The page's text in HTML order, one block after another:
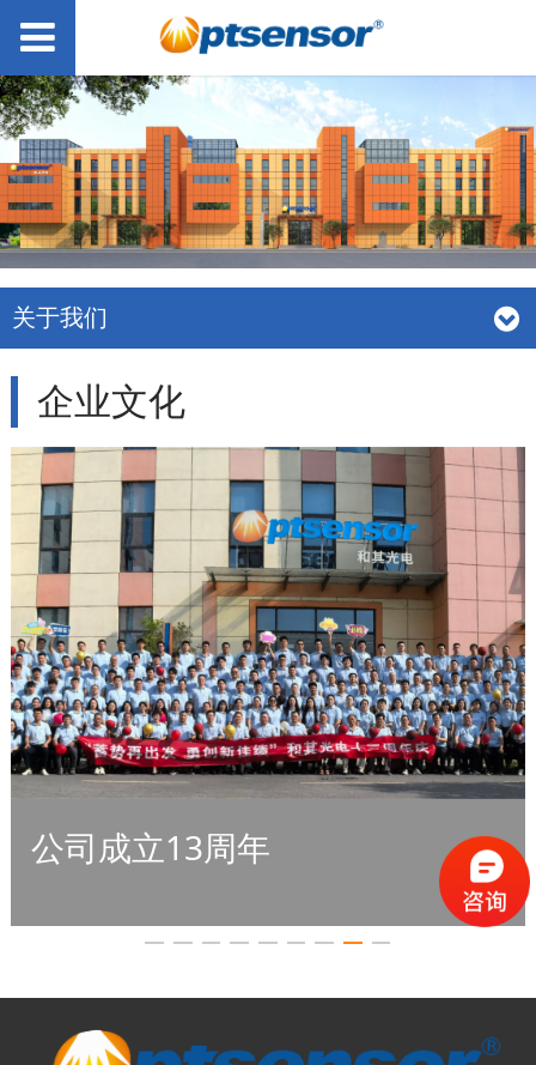
关于我们
企业文化
公司成立6周年
公司成立7周年
公司成立8周年
公司成立9周年
公司成立10周年
公司成立11周年
公司成立12周年
公司成立13周年
公司成立6周年